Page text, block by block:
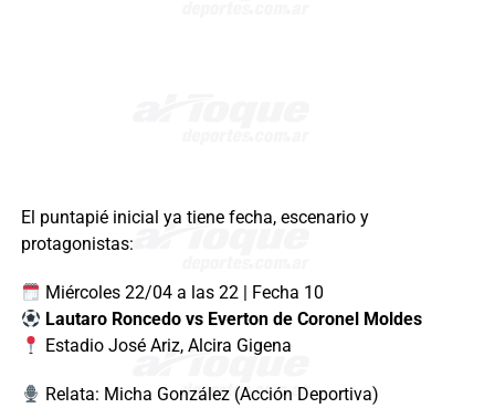
El puntapié inicial ya tiene fecha, escenario y
protagonistas:
Miércoles 22/04 a las 22 | Fecha 10
Lautaro Roncedo vs Everton de Coronel Moldes
Estadio José Ariz, Alcira Gigena
Relata: Micha González (Acción Deportiva)